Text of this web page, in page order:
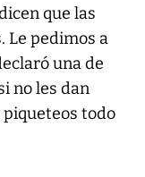
que las
Le pedimos a
una de
no les dan
todo